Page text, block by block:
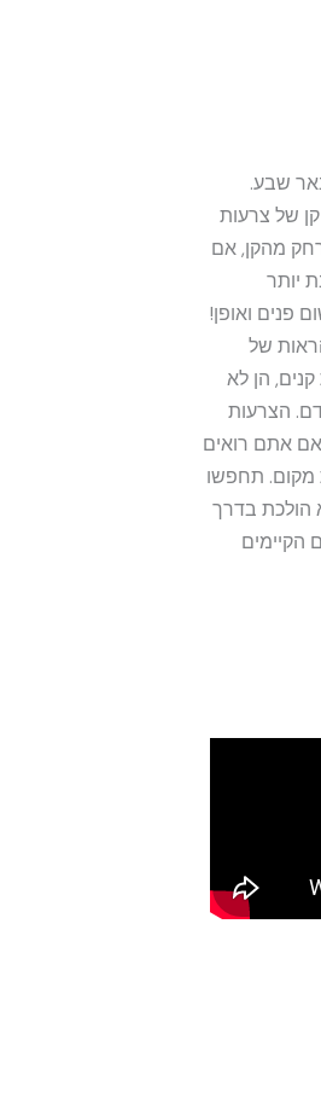
שבע.
של צרעות
מהקן, אם
יותר
פנים ואופן!
של
הן לא
הצרעות
אם אתם רואים
מקום. תחפשו
הולכת בדרך
הקיימים